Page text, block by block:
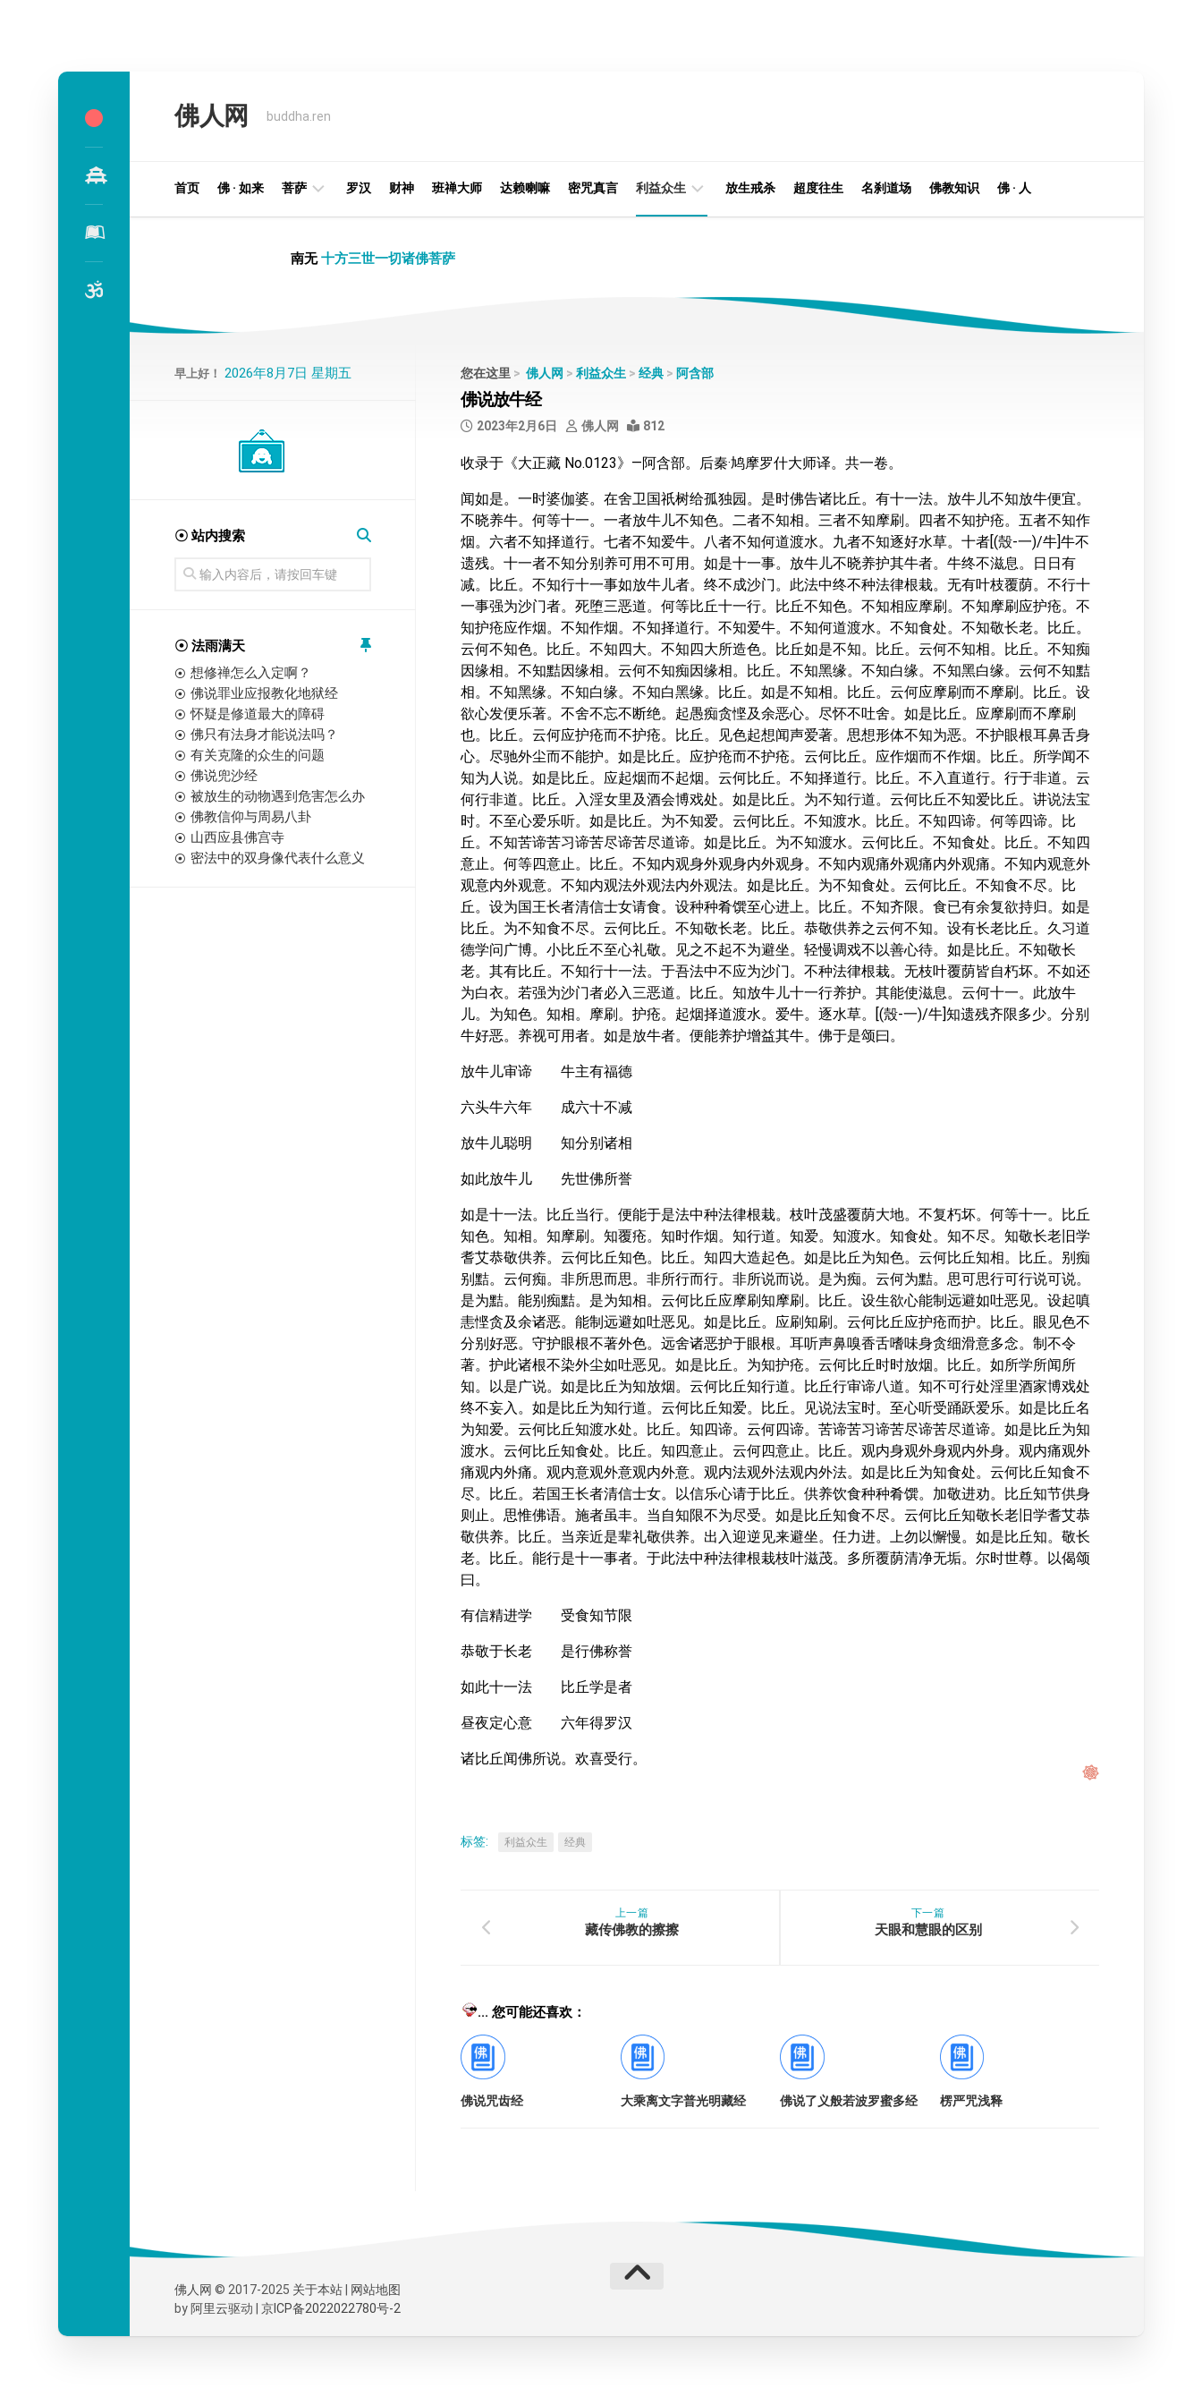
佛人网 buddha.ren
首页 佛 · 如来 菩萨
王
罗汉 财神 班禅大师 达赖喇嘛 密咒真言 利益众生
阿
若
华
严
部
槃
部
大
集
部
经
集
部
密
教
部
史
传
部
放生戒杀 超度往生 名刹道场 佛教知识 佛 · 人
南无十方三世一切诸佛菩萨
您在这里 > 佛人网 > 利益众生 > 经典 > 阿含部
佛说放牛经
2023年2月6日 佛人网 812
收录于《大正藏 No.0123》—阿含部。后秦·鸠摩罗什大师译。共一卷。
闻如是。一时婆伽婆。在舍卫国祇树给孤独园。是时佛告诸比丘。有十一法。放牛儿不知放牛便宜。
不晓养牛。何等十一。一者放牛儿不知色。二者不知相。三者不知摩刷。四者不知护疮。五者不知作
烟。六者不知择道行。七者不知爱牛。八者不知何道渡水。九者不知逐好水草。十者[(殼-一)/牛]牛不
遗残。十一者不知分别养可用不可用。如是十一事。放牛儿不晓养护其牛者。牛终不滋息。日日有
减。比丘。不知行十一事如放牛儿者。终不成沙门。此法中终不种法律根栽。无有叶枝覆荫。不行十
一事强为沙门者。死堕三恶道。何等比丘十一行。比丘不知色。不知相应摩刷。不知摩刷应护疮。不
知护疮应作烟。不知作烟。不知择道行。不知爱牛。不知何道渡水。不知食处。不知敬长老。比丘。
云何不知色。比丘。不知四大。不知四大所造色。比丘如是不知。比丘。云何不知相。比丘。不知痴
因缘相。不知黠因缘相。云何不知痴因缘相。比丘。不知黑缘。不知白缘。不知黑白缘。云何不知黠
相。不知黑缘。不知白缘。不知白黑缘。比丘。如是不知相。比丘。云何应摩刷而不摩刷。比丘。设
欲心发便乐著。不舍不忘不断绝。起愚痴贪悭及余恶心。尽怀不吐舍。如是比丘。应摩刷而不摩刷
也。比丘。云何应护疮而不护疮。比丘。见色起想闻声爱著。思想形体不知为恶。不护眼根耳鼻舌身
心。尽驰外尘而不能护。如是比丘。应护疮而不护疮。云何比丘。应作烟而不作烟。比丘。所学闻不
知为人说。如是比丘。应起烟而不起烟。云何比丘。不知择道行。比丘。不入直道行。行于非道。云
何行非道。比丘。入淫女里及酒会博戏处。如是比丘。为不知行道。云何比丘不知爱比丘。讲说法宝
时。不至心爱乐听。如是比丘。为不知爱。云何比丘。不知渡水。比丘。不知四谛。何等四谛。比
丘。不知苦谛苦习谛苦尽谛苦尽道谛。如是比丘。为不知渡水。云何比丘。不知食处。比丘。不知四
意止。何等四意止。比丘。不知内观身外观身内外观身。不知内观痛外观痛内外观痛。不知内观意外
观意内外观意。不知内观法外观法内外观法。如是比丘。为不知食处。云何比丘。不知食不尽。比
丘。设为国王长者清信士女请食。设种种肴馔至心进上。比丘。不知齐限。食已有余复欲持归。如是
比丘。为不知食不尽。云何比丘。不知敬长老。比丘。恭敬供养之云何不知。设有长老比丘。久习道
德学问广博。小比丘不至心礼敬。见之不起不为避坐。轻慢调戏不以善心待。如是比丘。不知敬长
老。其有比丘。不知行十一法。于吾法中不应为沙门。不种法律根栽。无枝叶覆荫皆自朽坏。不如还
为白衣。若强为沙门者必入三恶道。比丘。知放牛儿十一行养护。其能使滋息。云何十一。此放牛
儿。为知色。知相。摩刷。护疮。起烟择道渡水。爱牛。逐水草。[(殼-一)/牛]知遗残齐限多少。分别
牛好恶。养视可用者。如是放牛者。便能养护增益其牛。佛于是颂曰。
放牛儿审谛 牛主有福德
六头牛六年 成六十不减
放牛儿聪明 知分别诸相
如此放牛儿 先世佛所誉
如是十一法。比丘当行。便能于是法中种法律根栽。枝叶茂盛覆荫大地。不复朽坏。何等十一。比丘
知色。知相。知摩刷。知覆疮。知时作烟。知行道。知爱。知渡水。知食处。知不尽。知敬长老旧学
耆艾恭敬供养。云何比丘知色。比丘。知四大造起色。如是比丘为知色。云何比丘知相。比丘。别痴
别黠。云何痴。非所思而思。非所行而行。非所说而说。是为痴。云何为黠。思可思行可行说可说。
是为黠。能别痴黠。是为知相。云何比丘应摩刷知摩刷。比丘。设生欲心能制远避如吐恶见。设起嗔
恚悭贪及余诸恶。能制远避如吐恶见。如是比丘。应刷知刷。云何比丘应护疮而护。比丘。眼见色不
分别好恶。守护眼根不著外色。远舍诸恶护于眼根。耳听声鼻嗅香舌嗜味身贪细滑意多念。制不令
著。护此诸根不染外尘如吐恶见。如是比丘。为知护疮。云何比丘时时放烟。比丘。如所学所闻所
知。以是广说。如是比丘为知放烟。云何比丘知行道。比丘行审谛八道。知不可行处淫里酒家博戏处
终不妄入。如是比丘为知行道。云何比丘知爱。比丘。见说法宝时。至心听受踊跃爱乐。如是比丘名
为知爱。云何比丘知渡水处。比丘。知四谛。云何四谛。苦谛苦习谛苦尽谛苦尽道谛。如是比丘为知
渡水。云何比丘知食处。比丘。知四意止。云何四意止。比丘。观内身观外身观内外身。观内痛观外
痛观内外痛。观内意观外意观内外意。观内法观外法观内外法。如是比丘为知食处。云何比丘知食不
尽。比丘。若国王长者清信士女。以信乐心请于比丘。供养饮食种种肴馔。加敬进劝。比丘知节供身
则止。思惟佛语。施者虽丰。当自知限不为尽受。如是比丘知食不尽。云何比丘知敬长老旧学耆艾恭
敬供养。比丘。当亲近是辈礼敬供养。出入迎逆见来避坐。任力进。上勿以懈慢。如是比丘知。敬长
老。比丘。能行是十一事者。于此法中种法律根栽枝叶滋茂。多所覆荫清净无垢。尔时世尊。以偈颂
曰。
有信精进学 受食知节限
恭敬于长老 是行佛称誉
如此十一法 比丘学是者
昼夜定心意 六年得罗汉
诸比丘闻佛所说。欢喜受行。
标签: 利益众生 经典
下一篇
天眼和慧眼的区别
上一篇
藏传佛教的擦擦
... 您可能还喜欢：
佛说咒齿经 大乘离文字普光明藏经 佛说了义般若波罗蜜多经 楞严咒浅释
早上好！ 2026年8月7日 星期五
☉ 站内搜索
☉ 法雨满天
想修禅怎么入定啊？
佛说罪业应报教化地狱经
怀疑是修道最大的障碍
佛只有法身才能说法吗？
有关克隆的众生的问题
佛说兜沙经
被放生的动物遇到危害怎么办
佛教信仰与周易八卦
山西应县佛宫寺
密法中的双身像代表什么意义
佛人网 © 2017-2025 关于本站
网站地图
by 阿里云驱动 | 京ICP备2022022780号-2